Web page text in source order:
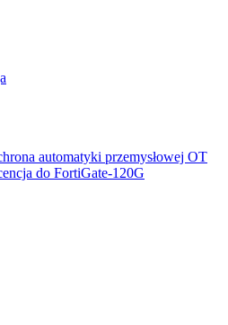
automatyki przemysłowej OT
do FortiGate-120G